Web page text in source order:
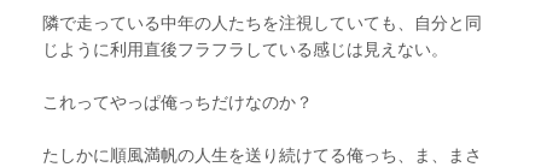
隣で走っている中年の人たちを注視していても、自分と同
じように利用直後フラフラしている感じは見えない。
これってやっぱ俺っちだけなのか？
たしかに順風満帆の人生を送り続けてる俺っち、ま、まさ